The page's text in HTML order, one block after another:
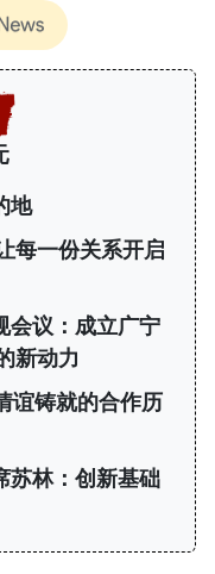
地
每一份关系开启
会议：成立广宁
新动力
谊铸就的合作历
苏林：创新基础